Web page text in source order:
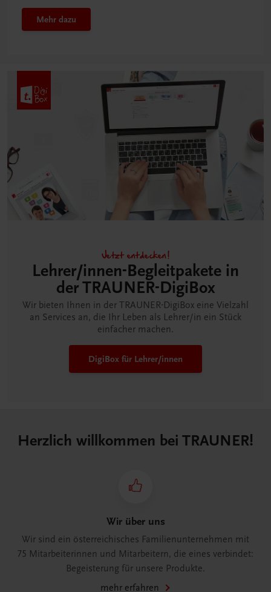
Mehr dazu
Jetzt entdecken!
Lehrer/innen-Begleitpakete in
der TRAUNER-DigiBox
Wir bieten Ihnen in der TRAUNER-DigiBox eine Vielzahl
an Services an, die Ihr Leben als Lehrer/in ein Stück
einfacher machen.
DigiBox für Lehrer/innen
Herzlich willkommen bei TRAUNER!
Wir über uns
Wir sind ein österreichisches Familienunternehmen mit
75 Mitarbeiterinnen und Mitarbeitern, die eines verbindet:
Begeisterung für unsere Produkte.
mehr erfahren